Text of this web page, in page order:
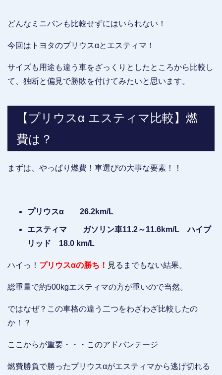
どんなミニバンも比較せずにはいられない！
今回はトヨタのプリウスαとエスティマ！
サイズも用途も違う車をざっくりとしたところから比較し
て、独断と偏見で勝敗を付けてみたいと思います。
【プリウスα エスティマ比較】燃
費は？
まずは、やっぱり燃費！車選びの大事な要素！！
プリウスα 26.2km/L
エスティマ ガソリン車11.2～11.6km/L ハイブ
リッド 18.0 km/L
ハイっ！ プリウスαの勝ち！ 見るまでもない結果。
総重量で約500kgエスティマの方が重いので当然。
ではなぜ？この車格の違う二つをわざわざ比較したの
か！？
ここからが重要・・・このアドバンテージ
燃費勝負で勝ったプリウスαがエスティマから逃げ切れる